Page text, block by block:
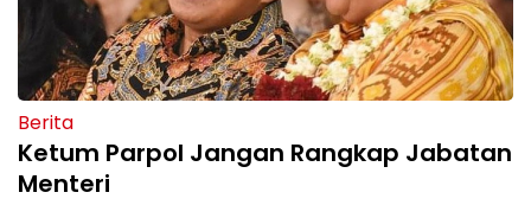
Berita
Ketum Parpol Jangan Rangkap Jabatan
Menteri